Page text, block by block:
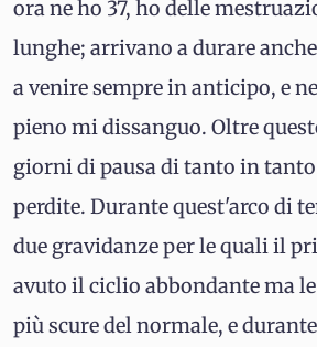
ora ne ho 37, ho delle
lunghe; arrivano a durare
a venire sempre in anticipo, e
pieno mi dissanguo. Oltre
giorni di pausa di tanto in
perdite. Durante quest'arco di
due gravidanze per le quali il
avuto il ciclio abbondante ma
più scure del normale, e